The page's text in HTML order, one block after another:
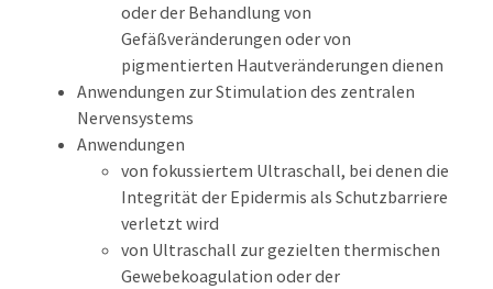
oder der Behandlung von
Gefäßveränderungen oder von
pigmentierten Hautveränderungen dienen
Anwendungen zur Stimulation des zentralen
Nervensystems
Anwendungen
von fokussiertem Ultraschall, bei denen die
Integrität der Epidermis als Schutzbarriere
verletzt wird
von Ultraschall zur gezielten thermischen
Gewebekoagulation oder der